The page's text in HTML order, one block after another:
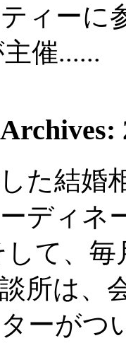
ィーに
催......
た結婚
ディネ
して、
所は、
ーがつ